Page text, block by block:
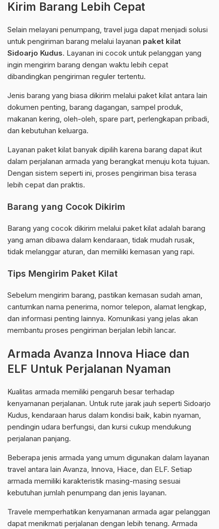
Kirim Barang Lebih Cepat
Selain melayani penumpang, travel juga dapat menjadi solusi
untuk pengiriman barang melalui layanan paket kilat
Sidoarjo Kudus. Layanan ini cocok untuk pelanggan yang
ingin mengirim barang dengan waktu lebih cepat
dibandingkan pengiriman reguler tertentu.
Jenis barang yang biasa dikirim melalui paket kilat antara lain
dokumen penting, barang dagangan, sampel produk,
makanan kering, oleh-oleh, spare part, perlengkapan pribadi,
dan kebutuhan keluarga.
Layanan paket kilat banyak dipilih karena barang dapat ikut
dalam perjalanan armada yang berangkat menuju kota tujuan.
Dengan sistem seperti ini, proses pengiriman bisa terasa
lebih cepat dan praktis.
Barang yang Cocok Dikirim
Barang yang cocok dikirim melalui paket kilat adalah barang
yang aman dibawa dalam kendaraan, tidak mudah rusak,
tidak melanggar aturan, dan memiliki kemasan yang rapi.
Tips Mengirim Paket Kilat
Sebelum mengirim barang, pastikan kemasan sudah aman,
cantumkan nama penerima, nomor telepon, alamat lengkap,
dan informasi penting lainnya. Komunikasi yang jelas akan
membantu proses pengiriman berjalan lebih lancar.
Armada Avanza Innova Hiace dan
ELF Untuk Perjalanan Nyaman
Kualitas armada memiliki pengaruh besar terhadap
kenyamanan perjalanan. Untuk rute jarak jauh seperti Sidoarjo
Kudus, kendaraan harus dalam kondisi baik, kabin nyaman,
pendingin udara berfungsi, dan kursi cukup mendukung
perjalanan panjang.
Beberapa jenis armada yang umum digunakan dalam layanan
travel antara lain Avanza, Innova, Hiace, dan ELF. Setiap
armada memiliki karakteristik masing-masing sesuai
kebutuhan jumlah penumpang dan jenis layanan.
Travele memperhatikan kenyamanan armada agar pelanggan
dapat menikmati perjalanan dengan lebih tenang. Armada